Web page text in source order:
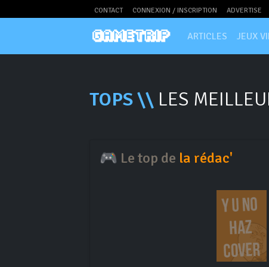
CONTACT CONNEXION / INSCRIPTION ADVERTISE
ARTICLES JEUX
TOPS \\ LES
🎮 Le top de la rédac'